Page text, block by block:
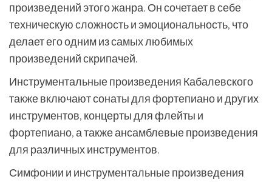
произведений этого жанра. Он сочетает в себе
техническую сложность и эмоциональность, что
делает его одним из самых любимых
произведений скрипачей.
Инструментальные произведения Кабалевского
также включают сонаты для фортепиано и других
инструментов, концерты для флейты и
фортепиано, а также ансамблевые произведения
для различных инструментов.
Симфонии и инструментальные произведения